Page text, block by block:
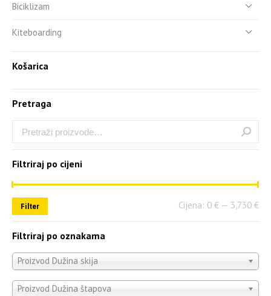
Biciklizam
Kiteboarding
Košarica
Pretraga
Filtriraj po cijeni
Filter Cijena: 0 € — 3,730 €
Filtriraj po oznakama
Proizvod Dužina skija
Proizvod Dužina štapova